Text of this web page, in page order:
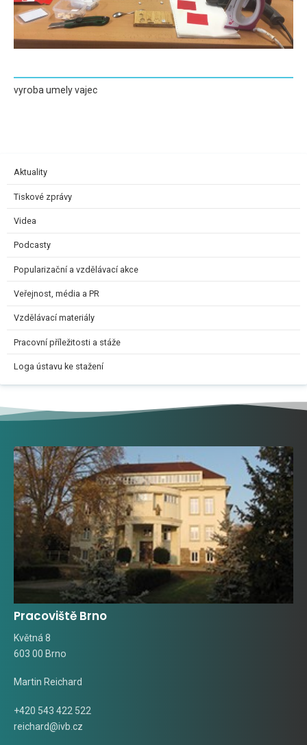
vyroba umely vajec
Aktuality
Tiskové zprávy
Videa
Podcasty
Popularizační a vzdělávací akce
Veřejnost, média a PR
Vzdělávací materiály
Pracovní příležitosti a stáže
Loga ústavu ke stažení
Pracoviště Brno
Květná 8
603 00 Brno
Martin Reichard
+420 543 422 522
reichard@ivb.cz